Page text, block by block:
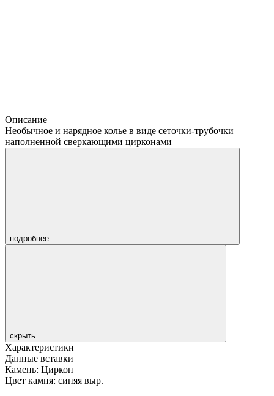
Описание
Необычное и нарядное колье в виде сеточки-трубочки
наполненной сверкающими цирконами
подробнее
скрыть
Характеристики
Данные вставки
Камень: Циркон
Цвет камня: синяя выр.